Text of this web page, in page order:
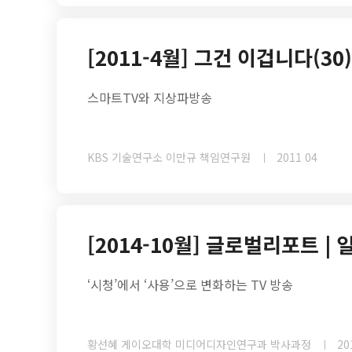
[2011-4월] 그건 이겁니다(30)
스마트TV와 지상파방송
KBS 기술연구소 이만규 책임연구원 2011 04
[2014-10월] 글로벌리포트 |
‘시청’에서 ‘사용’으로 변화하는 TV 방송
황선혜 게이오대학 미디어디자인연구과 박사과정